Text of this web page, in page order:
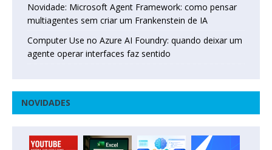
Novidade: Microsoft Agent Framework: como pensar
multiagentes sem criar um Frankenstein de IA
Computer Use no Azure AI Foundry: quando deixar um
agente operar interfaces faz sentido
NOVIDADES